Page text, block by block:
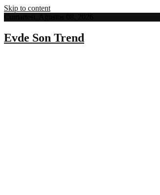
Skip to content
Evde Son Trend